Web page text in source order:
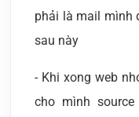
phải là mail mình
sau này
- Khi xong web
cho mình